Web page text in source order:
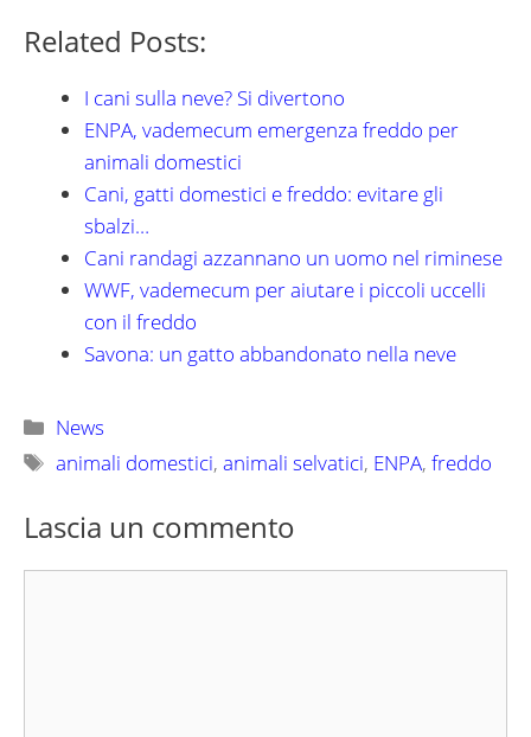
Related Posts:
I cani sulla neve? Si divertono
ENPA, vademecum emergenza freddo per
animali domestici
Cani, gatti domestici e freddo: evitare gli
sbalzi…
Cani randagi azzannano un uomo nel riminese
WWF, vademecum per aiutare i piccoli uccelli
con il freddo
Savona: un gatto abbandonato nella neve
Categorie
News
Tag
animali domestici,animali selvatici, ENPA,freddo
Lascia un commento